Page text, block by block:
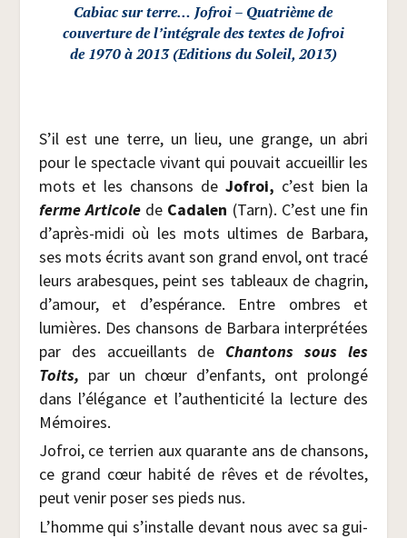
Cabiac sur terre… Jofroi– Qua­trième de
cou­ver­ture de l’intégrale des textes de Jofroi
de 1970 à 2013 (Edi­tions du Soleil, 2013)
S’il est une terre, un lieu, une grange, un abri
pour le spec­tacle vivant qui pou­vait accueillir les
mots et les chan­sons de Jofroi, c’est bien la
ferme Arti­colede Cada­len (Tarn). C’est une fin
d’après-midi où les mots ultimes de Bar­ba­ra,
ses mots écrits avant son grand envol, ont tra­cé
leurs ara­besques, peint ses tableaux de cha­grin,
d’amour, et d’espérance. Entre ombres et
lumières. Des chan­sons de Bar­ba­ra inter­pré­tées
par des accueillants de Chan­tons sous les
Toits, par un chœur d’enfants, ont pro­lon­gé
dans l’élégance et l’authenticité la lec­ture des
Mémoires.
Jofroi, ce ter­rien aux qua­rante ans de chan­sons,
ce grand cœur habi­té de rêves et de révoltes,
peut venir poser ses pieds nus.
L’homme qui s’installe devant nous avec sa gui­